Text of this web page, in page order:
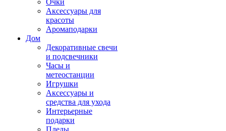
Очки
Аксессуары для
красоты
Аромаподарки
Дом
Декоративные свечи
и подсвечники
Часы и
метеостанции
Игрушки
Аксессуары и
средства для ухода
Интерьерные
подарки
Пледы